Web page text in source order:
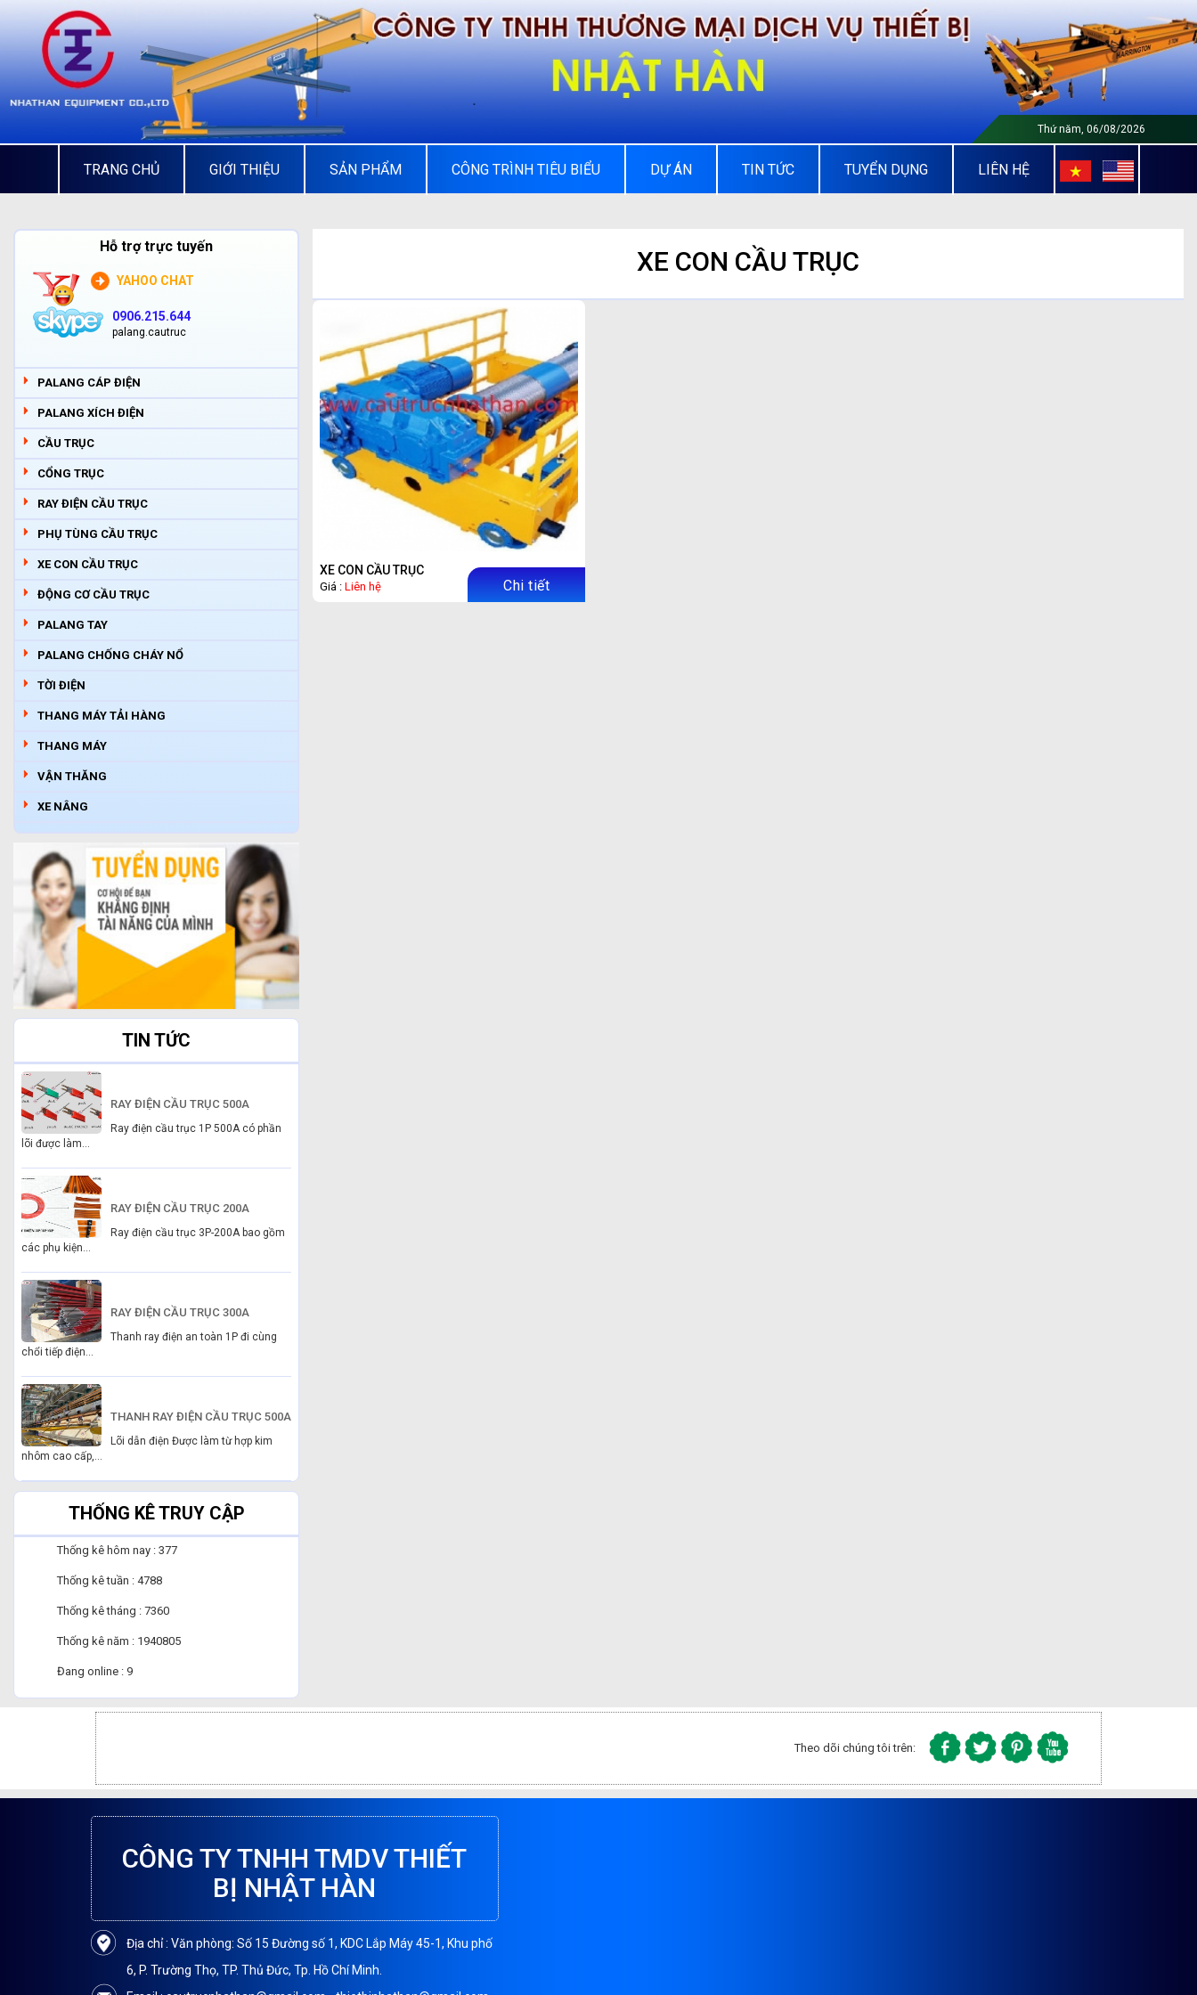
Thứ năm, 06/08/2026
TRANG CHỦ GIỚI THIỆU SẢN PHẨM CÔNG TRÌNH TIÊU BIỂU DỰ ÁN TIN TỨC TUYỂN DỤNG LIÊN HỆ
Hỗ trợ trực tuyến
YAHOO CHAT
0906.215.644
palang.cautruc
PALANG CÁP ĐIỆN
PALANG XÍCH ĐIỆN
CẦU TRỤC
CỔNG TRỤC
RAY ĐIỆN CẦU TRỤC
PHỤ TÙNG CẦU TRỤC
XE CON CẦU TRỤC
ĐỘNG CƠ CẦU TRỤC
PALANG TAY
PALANG CHỐNG CHÁY NỔ
TỜI ĐIỆN
THANG MÁY TẢI HÀNG
THANG MÁY
VẬN THĂNG
XE NÂNG
TIN TỨC
RAY ĐIỆN CẦU TRỤC 500A
Ray điện cầu trục 1P 500A có phần
lõi được làm...
RAY ĐIỆN CẦU TRỤC 200A
Ray điện cầu trục 3P-200A bao gồm
các phụ kiện...
RAY ĐIỆN CẦU TRỤC 300A
Thanh ray điện an toàn 1P đi cùng
chổi tiếp điện...
THANH RAY ĐIỆN CẦU TRỤC 500A
Lõi dẫn điện Được làm từ hợp kim
nhôm cao cấp,...
THỐNG KÊ TRUY CẬP
Thống kê hôm nay : 377
Thống kê tuần : 4788
Thống kê tháng : 7360
Thống kê năm : 1940805
Đang online : 9
XE CON CẦU TRỤC
XE CON CẦU TRỤC
Giá : Liên hệ Chi tiết
Theo dõi chúng tôi trên:
CÔNG TY TNHH TMDV THIẾT
BỊ NHẬT HÀN
Địa chỉ : Văn phòng: Số 15 Đường số 1, KDC Lắp Máy 45-1, Khu phố
6, P. Trường Thọ, TP. Thủ Đức, Tp. Hồ Chí Minh.